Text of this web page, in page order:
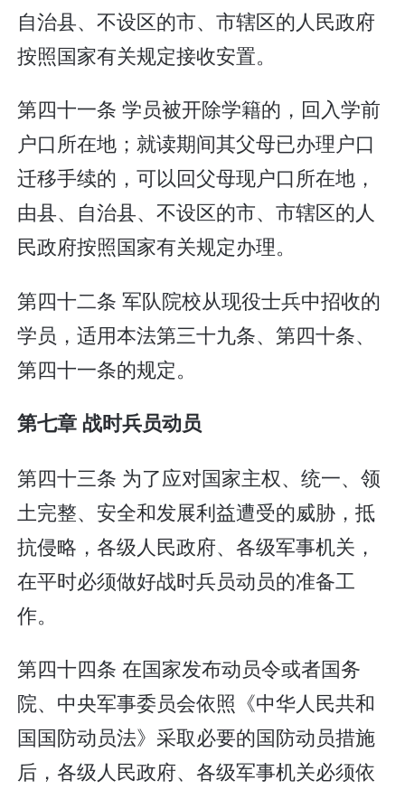
自治县、不设区的市、市辖区的人民政府
按照国家有关规定接收安置。
第四十一条 学员被开除学籍的，回入学前
户口所在地；就读期间其父母已办理户口
迁移手续的，可以回父母现户口所在地，
由县、自治县、不设区的市、市辖区的人
民政府按照国家有关规定办理。
第四十二条 军队院校从现役士兵中招收的
学员，适用本法第三十九条、第四十条、
第四十一条的规定。
第七章 战时兵员动员
第四十三条 为了应对国家主权、统一、领
土完整、安全和发展利益遭受的威胁，抵
抗侵略，各级人民政府、各级军事机关，
在平时必须做好战时兵员动员的准备工
作。
第四十四条 在国家发布动员令或者国务
院、中央军事委员会依照《中华人民共和
国国防动员法》采取必要的国防动员措施
后，各级人民政府、各级军事机关必须依